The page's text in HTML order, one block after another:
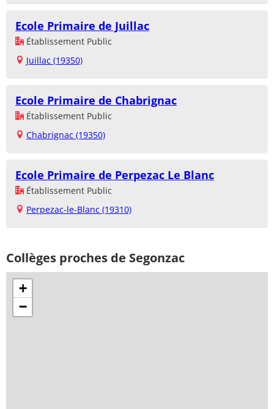
Ecole Primaire de Juillac
Établissement Public
Juillac (19350)
Ecole Primaire de Chabrignac
Établissement Public
Chabrignac (19350)
Ecole Primaire de Perpezac Le Blanc
Établissement Public
Perpezac-le-Blanc (19310)
Collèges proches de Segonzac
+
−